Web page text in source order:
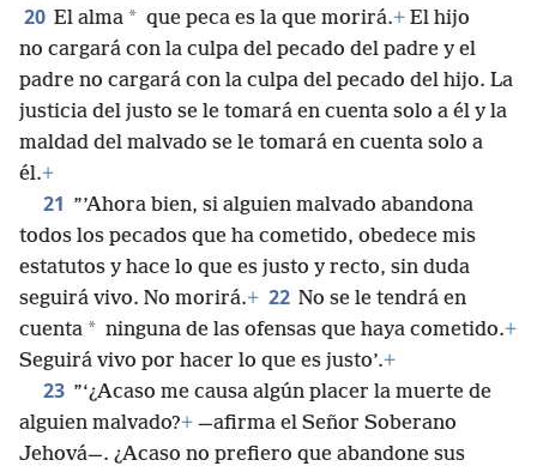
20 El alma * que peca es la que morirá.+ El hijo
no cargará con la culpa del pecado del padre y el
padre no cargará con la culpa del pecado del hijo. La
justicia del justo se le tomará en cuenta solo a él y la
maldad del malvado se le tomará en cuenta solo a
él.+
21 ”’Ahora bien, si alguien malvado abandona
todos los pecados que ha cometido, obedece mis
estatutos y hace lo que es justo y recto, sin duda
seguirá vivo. No morirá.+ 22 No se le tendrá en
cuenta * ninguna de las ofensas que haya cometido.+
Seguirá vivo por hacer lo que es justo’.+
23 ”‘¿Acaso me causa algún placer la muerte de
alguien malvado?+ —afirma el Señor Soberano
Jehová—. ¿Acaso no prefiero que abandone sus